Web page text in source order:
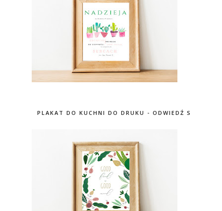
PLAKAT DO KUCHNI DO DRUKU - ODWIEDŹ SKLEP